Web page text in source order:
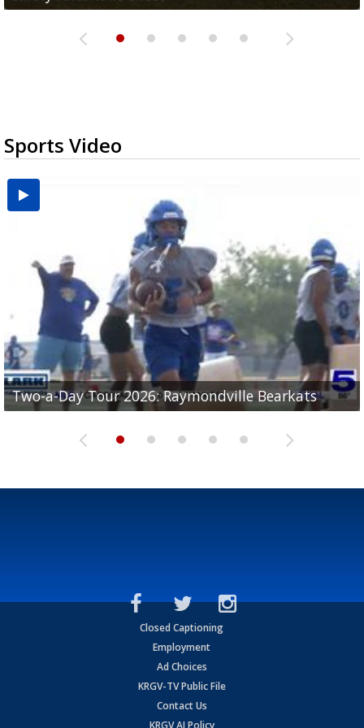
Sports Video
Two-a-Day Tour 2026: Raymondville Bearkats
Two-a-Day Tour 2026: Port Isabel Tarpons
UTRGV football ranks fourth in SLC preseason poll
and receiving votes in...
Two-a-Day Tour 2026: Santa Rosa Warriors
Two-a-Day Tour 2026: Edcouch-Elsa Yellowjackets
Closed Captioning
Employment
Ad Choices
KRGV-TV Public File
Contact Us